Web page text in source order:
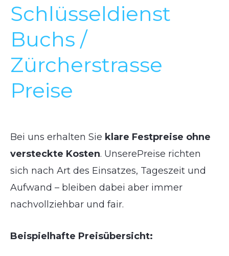
Schlüsseldienst
Buchs /
Zürcherstrasse
Preise
Bei uns erhalten Sie klare Festpreise ohne
versteckte Kosten. UnserePreise richten
sich nach Art des Einsatzes, Tageszeit und
Aufwand – bleiben dabei aber immer
nachvollziehbar und fair.
Beispielhafte Preisübersicht: